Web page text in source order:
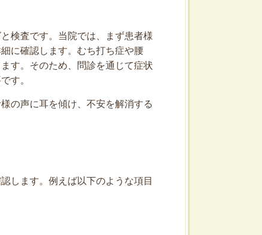
検査です。当院では、まず患者様
に確認します。むち打ち症や腰
す。そのため、問診を通じて症状
す。
の声に耳を傾け、不安を解消する
します。例えば以下のような項目